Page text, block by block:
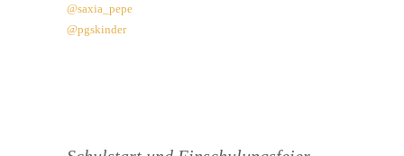
@saxia_pepe
@pgskinder